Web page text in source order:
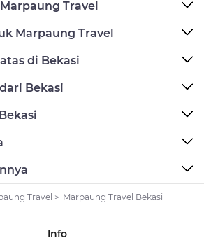
Travel
Marpaung Travel
di Bekasi
Bekasi
Travel > Marpaung Travel Bekasi
Info